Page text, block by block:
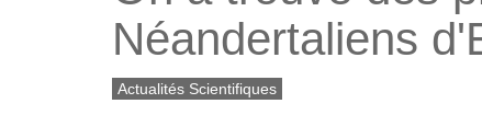
Néandertaliens
Actualités Scientifiques